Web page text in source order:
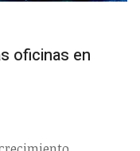
oficinas en